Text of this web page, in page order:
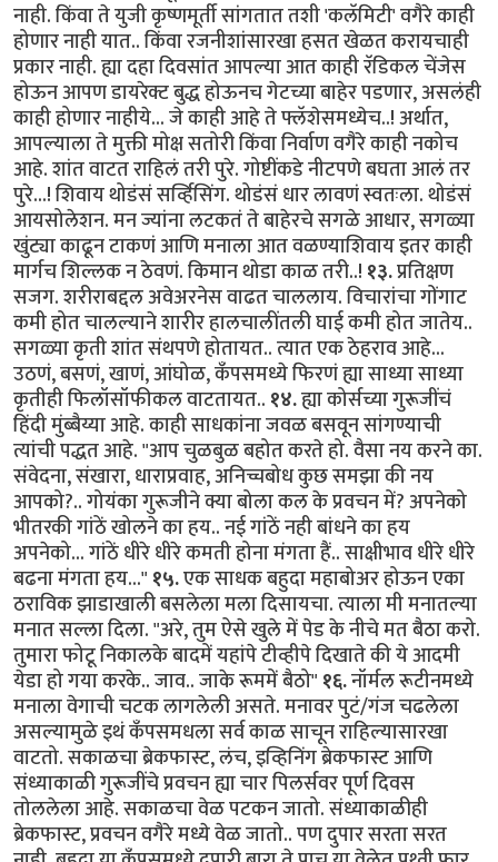
नाही. किंवा ते युजी कृष्णमूर्ती सांगतात तशी 'कलॅमिटी' वगैरे काही
होणार नाही यात.. किंवा रजनीशांसारखा हसत खेळत करायचाही
प्रकार नाही. ह्या दहा दिवसांत आपल्या आत काही रॅडिकल चेंजेस
होऊन आपण डायरेक्ट बुद्ध होऊनच गेटच्या बाहेर पडणार, असलंही
काही होणार नाहीये... जे काही आहे ते फ्लॅशेसमध्येच..! अर्थात,
आपल्याला ते मुक्ती मोक्ष सतोरी किंवा निर्वाण वगैरे काही नकोच
आहे. शांत वाटत राहिलं तरी पुरे. गोष्टींकडे नीटपणे बघता आलं तर
पुरे...! शिवाय थोडंसं सर्व्हिसिंग. थोडंसं धार लावणं स्वतःला. थोडंसं
आयसोलेशन. मन ज्यांना लटकतं ते बाहेरचे सगळे आधार, सगळ्या
खुंट्या काढून टाकणं आणि मनाला आत वळण्याशिवाय इतर काही
मार्गच शिल्लक न ठेवणं. किमान थोडा काळ तरी..!१३.प्रतिक्षण
सजग. शरीराबद्दल अवेअरनेस वाढत चाललाय. विचारांचा गोंगाट
कमी होत चालल्याने शारीर हालचालींतली घाई कमी होत जातेय..
सगळ्या कृती शांत संथपणे होतायत.. त्यात एक ठेहराव आहे...
उठणं, बसणं, खाणं, आंघोळ, कॅंपसमध्ये फिरणं ह्या साध्या साध्या
कृतीही फिलॉसॉफीकल वाटतायत..१४.ह्या कोर्सच्या गुरूजींचं
हिंदी मुंब्बैय्या आहे. काही साधकांना जवळ बसवून सांगण्याची
त्यांची पद्धत आहे. "आप चुळबुळ बहोत करते हो. वैसा नय करने का.
संवेदना, संखारा, धाराप्रवाह, अनिच्चबोध कुछ समझा की नय
आपको?.. गोयंका गुरूजीने क्या बोला कल के प्रवचन में? अपनेको
भीतरकी गांठें खोलने का हय.. नई गांठें नही बांधने का हय
अपनेको... गांठें धीरे धीरे कमती होना मंगता हैं.. साक्षीभाव धीरे धीरे
बढना मंगता हय..."१५.एक साधक बहुदा महाबोअर होऊन एका
ठराविक झाडाखाली बसलेला मला दिसायचा. त्याला मी मनातल्या
मनात सल्ला दिला. "अरे, तुम ऐसे खुले में पेड के नीचे मत बैठा करो.
तुमारा फोटू निकालके बादमें यहांपे टीव्हीपे दिखाते की ये आदमी
येडा हो गया करके.. जाव.. जाके रूममें बैठो"१६.नॉर्मल रूटीनमध्ये
मनाला वेगाची चटक लागलेली असते. मनावर पुटं/गंज चढलेला
असल्यामुळे इथं कॅंपसमधला सर्व काळ साचून राहिल्यासारखा
वाटतो. सकाळचा ब्रेकफास्ट, लंच, इव्हिनिंग ब्रेकफास्ट आणि
संध्याकाळी गुरूजींचे प्रवचन ह्या चार पिलर्सवर पूर्ण दिवस
तोललेला आहे. सकाळचा वेळ पटकन जातो. संध्याकाळीही
ब्रेकफास्ट, प्रवचन वगैरे मध्ये वेळ जातो.. पण दुपार सरता सरत